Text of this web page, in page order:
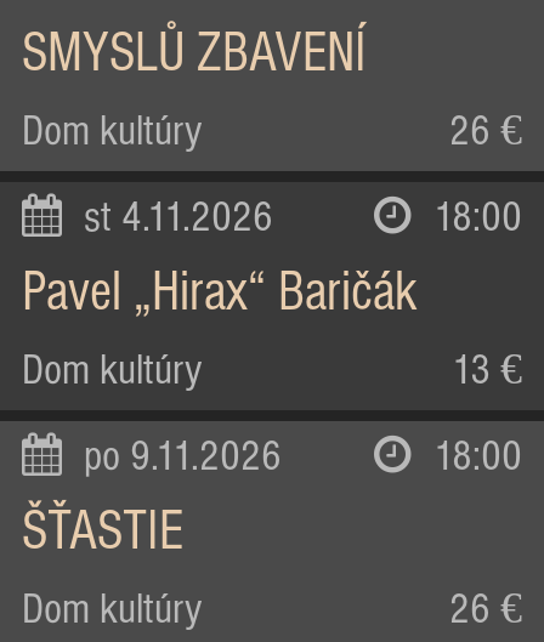
SMYSLŮ ZBAVENÍ
Dom kultúry 26 €
st 4.11.2026 18:00
Pavel „Hirax“ Baričák
Dom kultúry 13 €
po 9.11.2026 18:00
ŠŤASTIE
Dom kultúry 26 €